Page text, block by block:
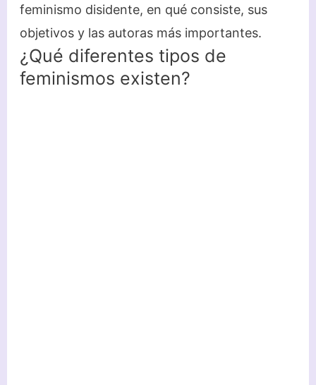
feminismo disidente, en qué consiste, sus
objetivos y las autoras más importantes.
¿Qué diferentes tipos de
feminismos existen?